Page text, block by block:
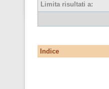
Limita risultati a:
Indice